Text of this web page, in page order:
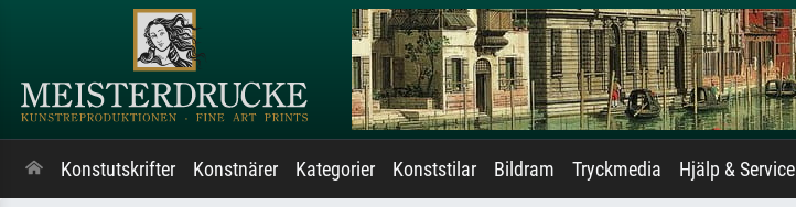
Konstutskrifter Konstnärer Kategorier Konststilar Bildram Tryckmedia Hjälp & Service